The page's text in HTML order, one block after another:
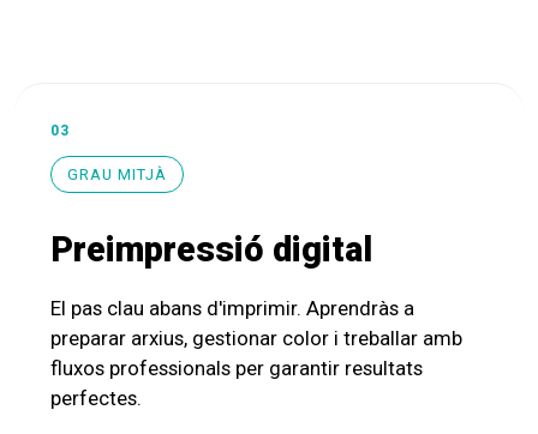
03
GRAU MITJÀ
Preimpressió digital
El pas clau abans d'imprimir. Aprendràs a
preparar arxius, gestionar color i treballar amb
fluxos professionals per garantir resultats
perfectes.